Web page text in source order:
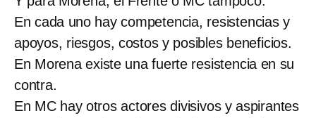
En cada uno hay competencia, resistencias y
apoyos, riesgos, costos y posibles beneficios.
En Morena existe una fuerte resistencia en su
contra.
En MC hay otros actores divisivos y aspirantes